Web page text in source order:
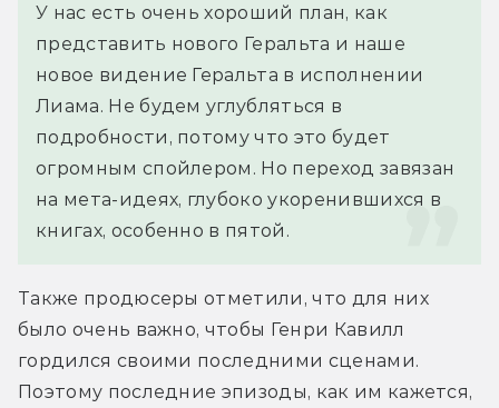
У нас есть очень хороший план, как
представить нового Геральта и наше
новое видение Геральта в исполнении
Лиама. Не будем углубляться в
подробности, потому что это будет
огромным спойлером. Но переход завязан
на мета-идеях, глубоко укоренившихся в
книгах, особенно в пятой.
Также продюсеры отметили, что для них
было очень важно, чтобы Генри Кавилл
гордился своими последними сценами.
Поэтому последние эпизоды, как им кажется,